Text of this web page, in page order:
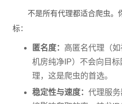
不是所有代理都适合爬虫。
标：
匿名度： 高匿名代理（
机房纯净IP）不会向目
理，这是爬虫的首选。
稳定性与速度：代理服